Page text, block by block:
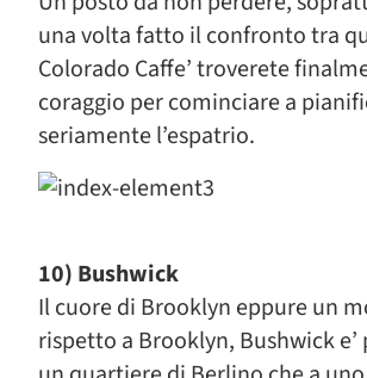
una volta fatto il confronto tra
Colorado Caffe’ troverete
coraggio per cominciare a
seriamente l’espatrio.
10) Bushwick
Il cuore di Brooklyn eppure un
rispetto a Brooklyn, Bushwick e’